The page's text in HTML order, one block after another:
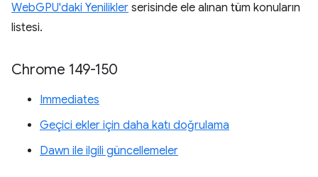
WebGPU'daki Yenilikler serisinde ele alınan tüm konuların
listesi.
Chrome 149-150
Immediates
Geçici ekler için daha katı doğrulama
Dawn ile ilgili güncellemeler